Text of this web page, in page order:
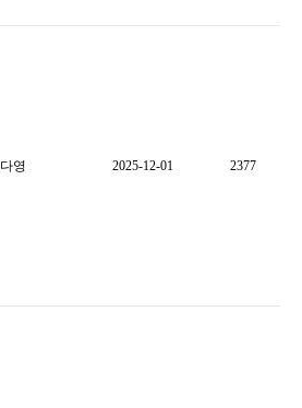
영 2025-12-01 2377